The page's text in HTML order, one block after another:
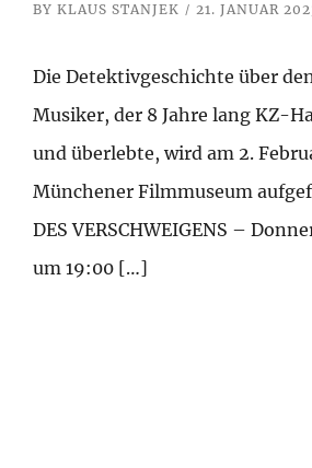
BY KLAUS STANJEK 21. JANUAR
Die Detektivgeschichte über
Musiker, der 8 Jahre lang KZ-
und überlebte, wird am 2.
Münchener Filmmuseum
DES VERSCHWEIGENS –
um 19:00 […]